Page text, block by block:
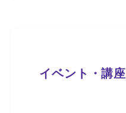
イベント・講座